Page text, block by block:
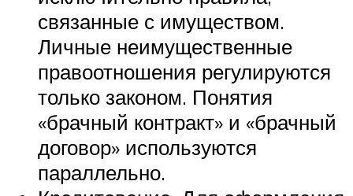
связанные с имуществом.
Личные неимущественные
правоотношения регулируются
только законом. Понятия
«брачный контракт» и «брачный
договор» используются
параллельно.